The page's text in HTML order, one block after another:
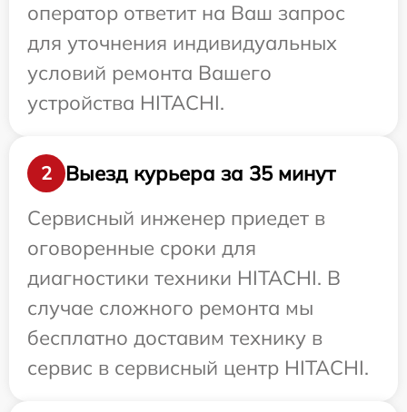
оператор ответит на Ваш запрос
для уточнения индивидуальных
условий ремонта Вашего
устройства HITACHI.
2
Выезд курьера за 35 минут
Сервисный инженер приедет в
оговоренные сроки для
диагностики техники HITACHI. В
случае сложного ремонта мы
бесплатно доставим технику в
сервис в сервисный центр HITACHI.